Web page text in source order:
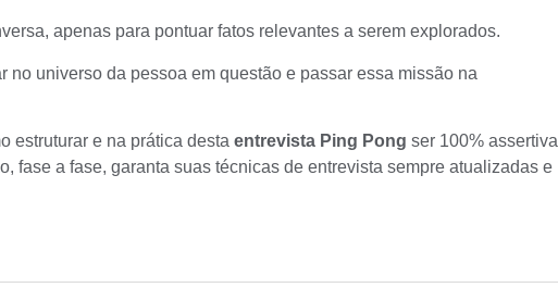
apenas para pontuar fatos relevantes a serem explorados.
no universo da pessoa em questão e passar essa missão na
estruturar e na prática desta entrevista Ping Pong ser 100% assertiva
fase a fase, garanta suas técnicas de entrevista sempre atualizadas e